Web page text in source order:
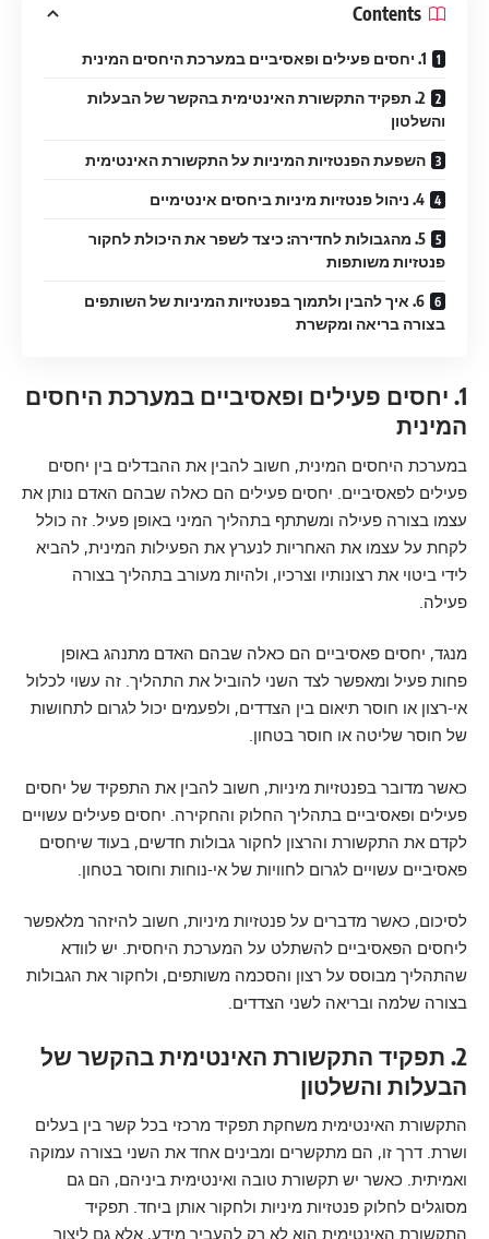
Contents
1. יחסים פעילים ופאסיביים במערכת היחסים המינית
2. תפקיד התקשורת האינטימית בהקשר של הבעלות
והשלטון
השפעת הפנטזיות המיניות על התקשורת האינטימית
4. ניהול פנטזיות מיניות ביחסים אינטימיים
5. מהגבולות לחדירה: כיצד לשפר את היכולת לחקור
פנטזיות משותפות
6. איך להבין ולתמוך בפנטזיות המיניות של השותפים
בצורה בריאה ומקשרת
1. יחסים פעילים ופאסיביים במערכת היחסים
המינית
במערכת היחסים המינית, חשוב להבין את ההבדלים בין יחסים
פעילים לפאסיביים. יחסים פעילים הם כאלה שבהם האדם נותן את
עצמו בצורה פעילה ומשתתף בתהליך המיני באופן פעיל. זה כולל
לקחת על עצמו את האחריות לנערץ את הפעילות המינית, להביא
לידי ביטוי את רצונותיו וצרכיו, ולהיות מעורב בתהליך בצורה
פעילה.
מנגד, יחסים פאסיביים הם כאלה שבהם האדם מתנהג באופן
פחות פעיל ומאפשר לצד השני להוביל את התהליך. זה עשוי לכלול
אי-רצון או חוסר תיאום בין הצדדים, ולפעמים יכול לגרום לתחושות
של חוסר שליטה או חוסר בטחון.
כאשר מדובר בפנטזיות מיניות, חשוב להבין את התפקיד של יחסים
פעילים ופאסיביים בתהליך החלוק והחקירה. יחסים פעילים עשויים
לקדם את התקשורת והרצון לחקור גבולות חדשים, בעוד שיחסים
פאסיביים עשויים לגרום לחוויות של אי-נוחות וחוסר בטחון.
לסיכום, כאשר מדברים על פנטזיות מיניות, חשוב להיזהר מלאפשר
ליחסים הפאסיביים להשתלט על המערכת היחסית. יש לוודא
שהתהליך מבוסס על רצון והסכמה משותפים, ולחקור את הגבולות
בצורה שלמה ובריאה לשני הצדדים.
2. תפקיד התקשורת האינטימית בהקשר של
הבעלות והשלטון
התקשורת האינטימית משחקת תפקיד מרכזי בכל קשר בין בעלים
ושרת. דרך זו, הם מתקשרים ומבינים אחד את השני בצורה עמוקה
ואמיתית. כאשר יש תקשורת טובה ואינטימית ביניהם, הם גם
מסוגלים לחלוק פנטזיות מיניות ולחקור אותן ביחד. תפקיד
התקשורת האינטימית הוא לא רק להעביר מידע, אלא גם ליצור